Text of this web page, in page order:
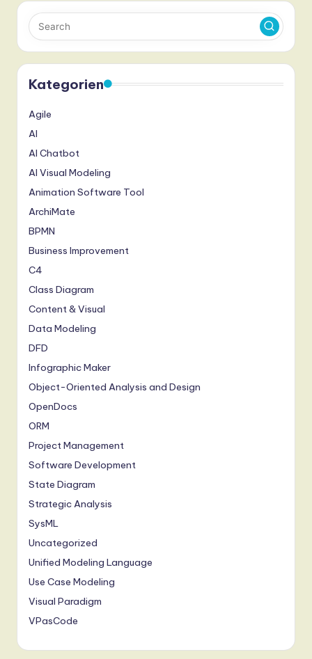
Kategorien
Agile
AI
AI Chatbot
AI Visual Modeling
Animation Software Tool
ArchiMate
BPMN
Business Improvement
C4
Class Diagram
Content & Visual
Data Modeling
DFD
Infographic Maker
Object-Oriented Analysis and Design
OpenDocs
ORM
Project Management
Software Development
State Diagram
Strategic Analysis
SysML
Uncategorized
Unified Modeling Language
Use Case Modeling
Visual Paradigm
VPasCode